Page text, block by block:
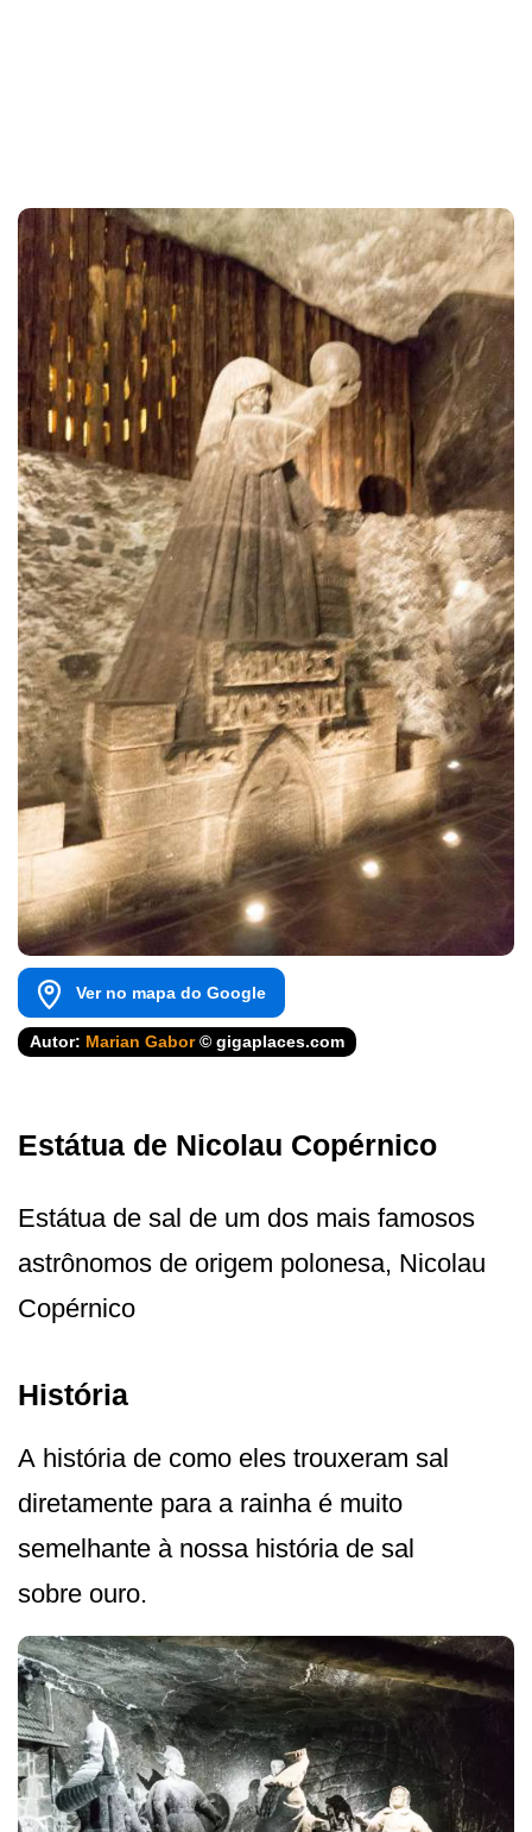
Ver no mapa do Google
Autor: Marian Gabor© gigaplaces.com
Estátua de Nicolau Copérnico
Estátua de sal de um dos mais famosos
astrônomos de origem polonesa, Nicolau
Copérnico
História
A história de como eles trouxeram sal
diretamente para a rainha é muito
semelhante à nossa história de sal
sobre ouro.